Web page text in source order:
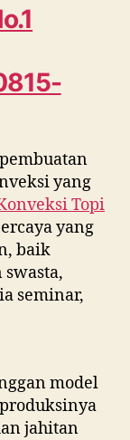
yang
Topi
yang
baik
seminar,
model
jahitan